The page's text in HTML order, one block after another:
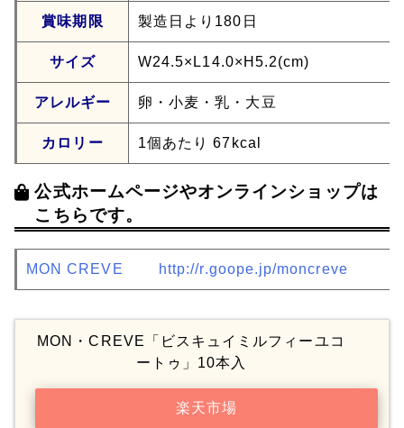
賞味期限 製造日より180日
サイズ W24.5×L14.0×H5.2(cm)
アレルギー 卵・小麦・乳・大豆
カロリー 1個あたり 67kcal
公式ホームページやオンラインショップは
こちらです。
MON CREVE http://r.goope.jp/moncreve
MON・CREVE「ビスキュイミルフィーユコ
ートゥ」10本入
楽天市場